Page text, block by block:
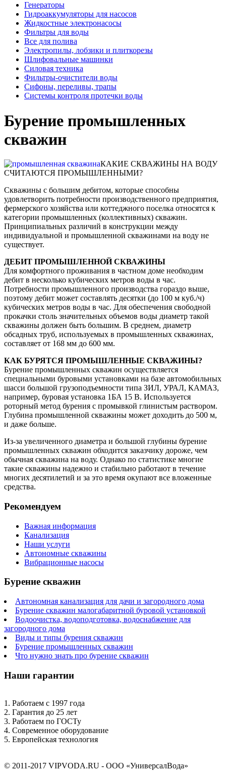
Генераторы
Гидроаккумуляторы для насосов
Жидкостные электронасосы
Фильтры для воды
Все для полива
Электропилы, лобзики и плиткорезы
Шлифовальные машинки
Силовая техника
Фильтры-очистители воды
Сифоны, переливы, трапы
Системы контроля протечки воды
Бурение промышленных
скважин
КАКИЕ СКВАЖИНЫ НА ВОДУ
СЧИТАЮТСЯ ПРОМЫШЛЕННЫМИ?
Скважины с большим дебитом, которые способны
удовлетворить потребности производственного предприятия,
фермерского хозяйства или коттеджного поселка относятся к
категории промышленных (коллективных) скважин.
Принципиальных различий в конструкции между
индивидуальной и промышленной скважинами на воду не
существует.
ДЕБИТ ПРОМЫШЛЕННОЙ СКВАЖИНЫ
Для комфортного проживания в частном доме необходим
дебит в несколько кубических метров воды в час.
Потребности промышленного производства гораздо выше,
поэтому дебит может составлять десятки (до 100 м куб./ч)
кубических метров воды в час. Для обеспечения свободной
прокачки столь значительных объемов воды диаметр такой
скважины должен быть большим. В среднем, диаметр
обсадных труб, используемых в промышленных скважинах,
составляет от 168 мм до 600 мм.
КАК БУРЯТСЯ ПРОМЫШЛЕННЫЕ СКВАЖИНЫ?
Бурение промышленных скважин осуществляется
специальными буровыми установками на базе автомобильных
шасси большой грузоподъемности типа ЗИЛ, УРАЛ, КАМАЗ,
например, буровая установка 1БА 15 В. Используется
роторный метод бурения с промывкой глинистым раствором.
Глубина промышленной скважины может доходить до 500 м,
и даже больше.
Из-за увеличенного диаметра и большой глубины бурение
промышленных скважин обходится заказчику дороже, чем
обычная скважина на воду. Однако по статистике многие
такие скважины надежно и стабильно работают в течение
многих десятилетий и за это время окупают все вложенные
средства.
Рекомендуем
Важная информация
Канализация
Наши услуги
Автономные скважины
Вибрационные насосы
Бурение скважин
Автономная канализация для дачи и загородного дома
Бурение скважин малогабаритной буровой установкой
Водоочистка, водоподготовка, водоснабжение для
загородного дома
Виды и типы бурения скважин
Бурение промышленных скважин
Что нужно знать про бурение скважин
Наши гарантии
1. Работаем с 1997 года
2. Гарантия до 25 лет
3. Работаем по ГОСТу
4. Современное оборудование
5. Европейская технология
© 2011-2017 VIPVODA.RU - ООО «УниверсалВода»